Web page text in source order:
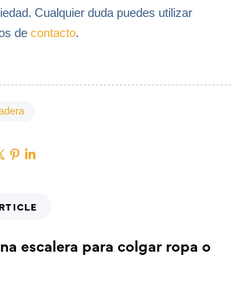
Cualquier duda puedes utilizar
de contacto.
escalera para colgar ropa o